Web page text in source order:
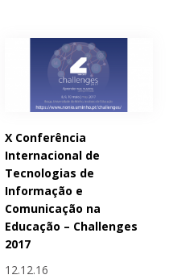
X Conferência
Internacional de
Tecnologias de
Informação e
Comunicação na
Educação – Challenges
2017
12.12.16